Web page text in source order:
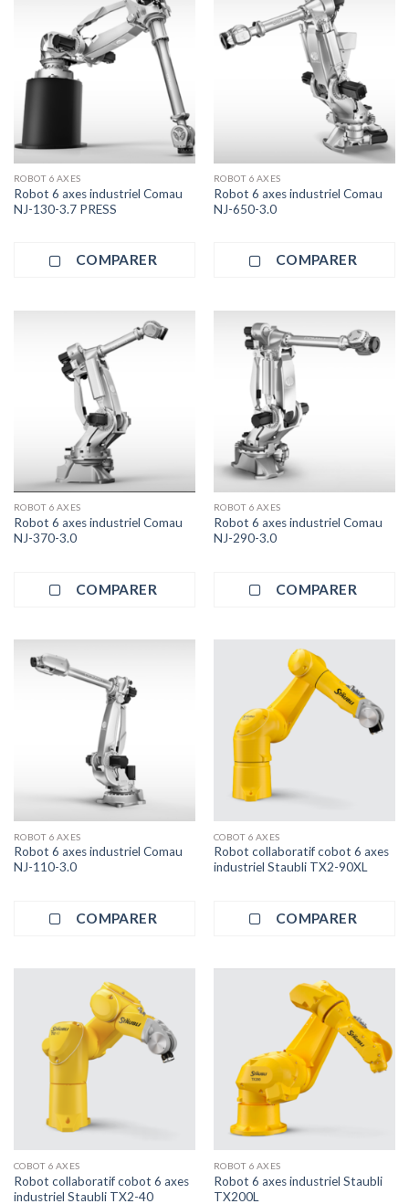
ROBOT 6 AXES
Robot 6 axes industriel Comau
NJ-130-3.7 PRESS
COMPARER
ROBOT 6 AXES
Robot 6 axes industriel Comau
NJ-650-3.0
COMPARER
ROBOT 6 AXES
Robot 6 axes industriel Comau
NJ-370-3.0
COMPARER
ROBOT 6 AXES
Robot 6 axes industriel Comau
NJ-290-3.0
COMPARER
ROBOT 6 AXES
Robot 6 axes industriel Comau
NJ-110-3.0
COMPARER
COBOT 6 AXES
Robot collaboratif cobot 6 axes
industriel Staubli TX2-90XL
COMPARER
COBOT 6 AXES
Robot collaboratif cobot 6 axes
industriel Staubli TX2-40
ROBOT 6 AXES
Robot 6 axes industriel Staubli
TX200L